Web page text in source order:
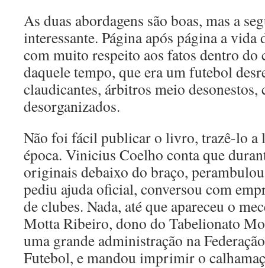
As duas abordagens são boas, mas a
interessante. Página após página a vida
com muito respeito aos fatos dentro
daquele tempo, que era um futebol
claudicantes, árbitros meio desonestos,
desorganizados.
Não foi fácil publicar o livro, trazê-lo a
época. Vinicius Coelho conta que
originais debaixo do braço,
pediu ajuda oficial, conversou com
de clubes. Nada, até que apareceu o
Motta Ribeiro, dono do Tabelionato
uma grande administração na
Futebol, e mandou imprimir o